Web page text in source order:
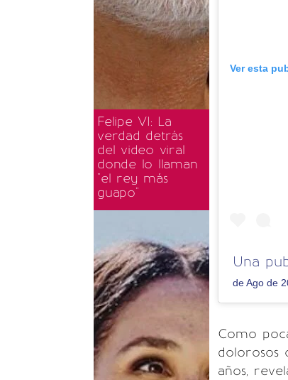
Felipe VI: La
verdad detrás
del video viral
donde lo llaman
"el rey más
guapo"
Ver esta
Una
de Ago de
Como
dolorosos
años,